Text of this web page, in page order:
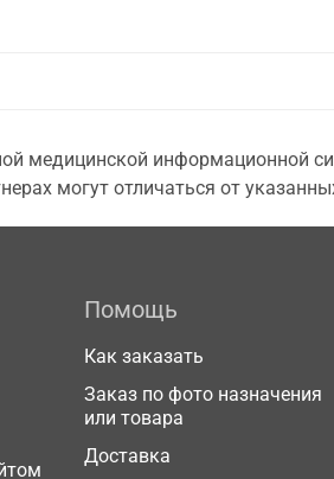
медицинской информационной
могут отличаться от
Помощь
Как заказать
Заказ по фото назначения
или товара
Доставка